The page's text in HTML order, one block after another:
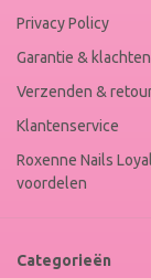
Privacy Policy
Garantie &
Verzenden &
Klantenservice
Roxenne Nails
voordelen
Categorieën